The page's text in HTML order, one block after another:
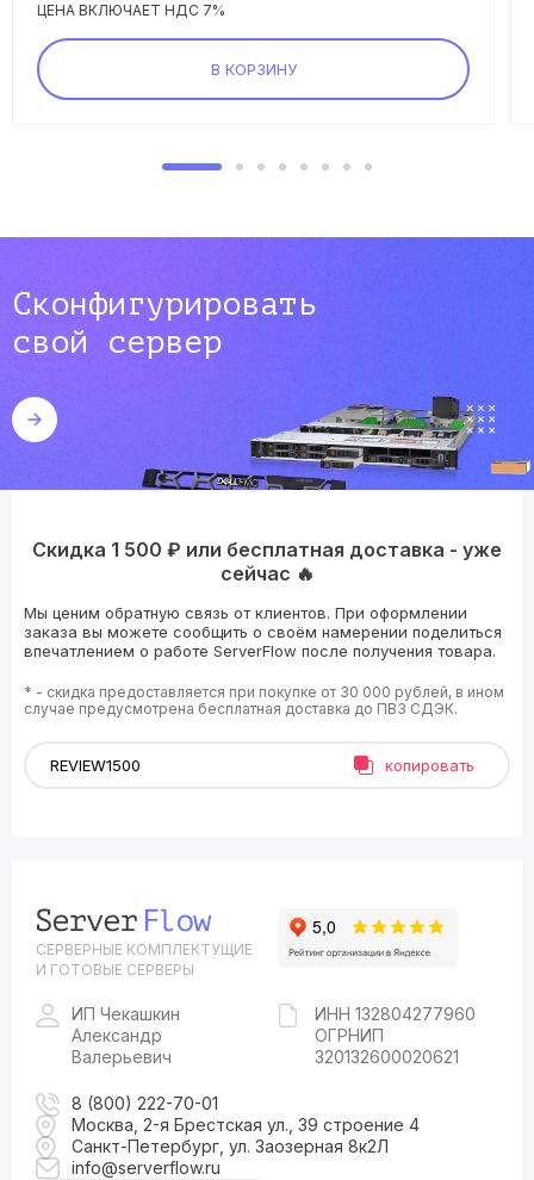
ЦЕНА ВКЛЮЧАЕТ НДС 7%
В КОРЗИНУ
Сконфигурировать
свой сервер
Скидка 1 500 ₽ или бесплатная доставка - уже
сейчас 🔥
Мы ценим обратную связь от клиентов. При оформлении
заказа вы можете сообщить о своём намерении поделиться
впечатлением о работе ServerFlow после получения товара.
* - скидка предоставляется при покупке от 30 000 рублей, в ином
случае предусмотрена бесплатная доставка до ПВЗ СДЭК.
копировать
СЕРВЕРНЫЕ КОМПЛЕКТУЩИЕ
И ГОТОВЫЕ СЕРВЕРЫ
ИП Чекашкин
Александр
Валерьевич
ИНН 132804277960
ОГРНИП
320132600020621
8 (800) 222-70-01
Москва, 2-я Брестская ул., 39 строение 4
Санкт-Петербург, ул. Заозерная 8к2Л
info@serverflow.ru